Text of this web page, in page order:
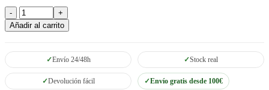
Bolsa
de
Papel
Añadir al carrito
Envío 24/48h Stock real
Devolución fácil Envío gratis desde 100€